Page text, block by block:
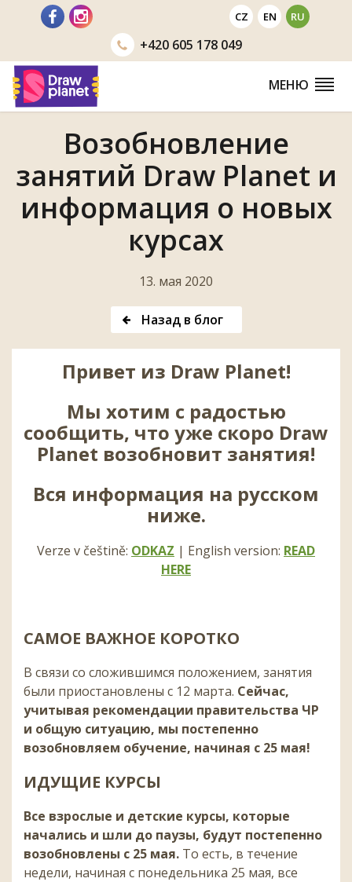
Перейти CZ EN RU
+420605 178 049
МЕНЮ
Возобновление
занятий Draw Planet и
информация о новых
курсах
13. мая 2020
Назад в блог
Привет из Draw Planet!
Мы хотим с радостью
сообщить, что уже скоро Draw
Planet возобновит занятия!
Вся информация на русском
ниже.
Verze v češtině: ODKAZ | English version: READ
HERE
САМОЕ ВАЖНОЕ КОРОТКО
В связи со сложившимся положением, занятия
были приостановлены с 12 марта. Сейчас,
учитывая рекомендации правительства ЧР
и общую ситуацию, мы постепенно
возобновляем обучение, начиная с 25 мая!
ИДУЩИЕ КУРСЫ
Все взрослые и детские курсы, которые
начались и шли до паузы, будут постепенно
возобновлены с 25 мая. То есть, в течение
недели, начиная с понедельника 25 мая, все